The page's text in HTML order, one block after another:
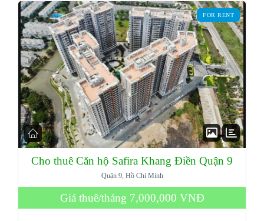
FOR RENT
Cho thuê Căn hộ Safira Khang Điền Quận 9
Quận 9, Hồ Chí Minh
Giá thuê/tháng 7,000,000 VNĐ